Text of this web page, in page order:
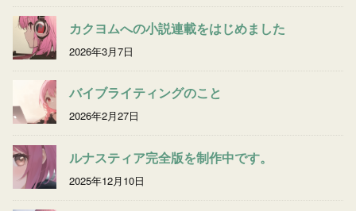
カクヨムへの小説連載をはじめました
2026年3月7日
バイブライティングのこと
2026年2月27日
ルナスティア完全版を制作中です。
2025年12月10日